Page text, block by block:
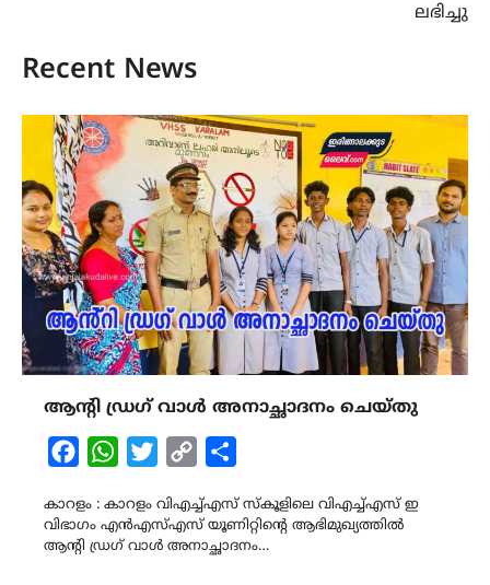
ലഭിച്ചു
Recent News
ആൻ്റി ഡ്രഗ് വാൾ അനാച്ഛാദനം ചെയ്തു
FacebookWhatsAppTwitterCopy
കാറളം : കാറളം വിഎച്ച്എസ് സ്കൂളിലെ വിഎച്ച്എസ് ഇ
വിഭാഗം എൻഎസ്എസ് യൂണിറ്റിന്റെ ആഭിമുഖ്യത്തിൽ
ആൻ്റി ഡ്രഗ് വാൾ അനാച്ഛാദനം…